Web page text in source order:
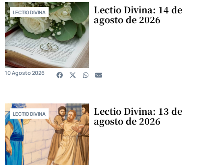
LECTIO DIVINA Lectio Divina: 14 de
agosto de 2026
10 Agosto 2026
LECTIO DIVINA Lectio Divina: 13 de
agosto de 2026